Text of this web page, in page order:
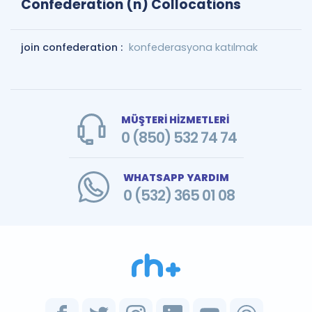
Confederation (n) Collocations
join confederation : konfederasyona katılmak
MÜŞTERİ HİZMETLERİ
0 (850) 532 74 74
WHATSAPP YARDIM
0 (532) 365 01 08